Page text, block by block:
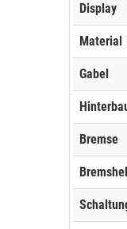
Display
Material
Gabel
Bremse